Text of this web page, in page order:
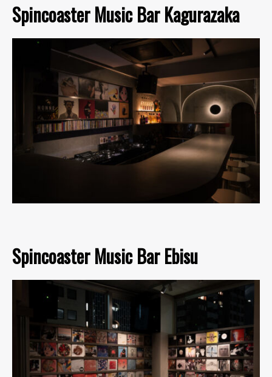
Spincoaster Music Bar Kagurazaka
Spincoaster Music Bar Ebisu